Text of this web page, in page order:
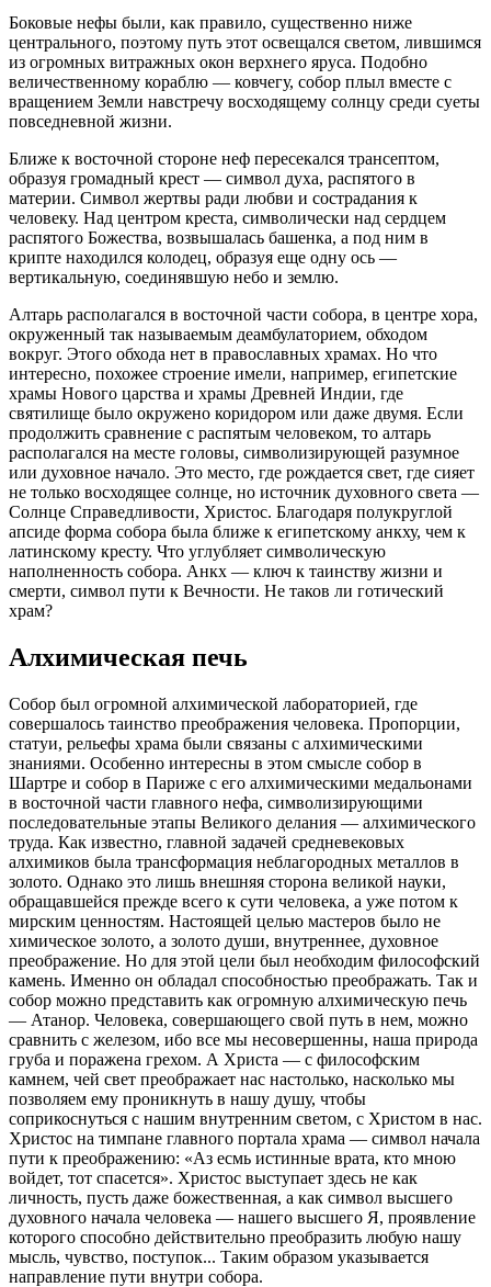
Боковые нефы были, как правило, существенно ниже
центрального, поэтому путь этот освещался светом, лившимся
из огромных витражных окон верхнего яруса. Подобно
величественному кораблю — ковчегу, собор плыл вместе с
вращением Земли навстречу восходящему солнцу среди суеты
повседневной жизни.
Ближе к восточной стороне неф пересекался трансептом,
образуя громадный крест — символ духа, распятого в
материи. Символ жертвы ради любви и сострадания к
человеку. Над центром креста, символически над сердцем
распятого Божества, возвышалась башенка, а под ним в
крипте находился колодец, образуя еще одну ось —
вертикальную, соединявшую небо и землю.
Алтарь располагался в восточной части собора, в центре хора,
окруженный так называемым деамбулаторием, обходом
вокруг. Этого обхода нет в православных храмах. Но что
интересно, похожее строение имели, например, египетские
храмы Нового царства и храмы Древней Индии, где
святилище было окружено коридором или даже двумя. Если
продолжить сравнение с распятым человеком, то алтарь
располагался на месте головы, символизирующей разумное
или духовное начало. Это место, где рождается свет, где сияет
не только восходящее солнце, но источник духовного света —
Солнце Справедливости, Христос. Благодаря полукруглой
апсиде форма собора была ближе к египетскому анкху, чем к
латинскому кресту. Что углубляет символическую
наполненность собора. Анкх — ключ к таинству жизни и
смерти, символ пути к Вечности. Не таков ли готический
храм?
Алхимическая печь
Собор был огромной алхимической лабораторией, где
совершалось таинство преображения человека. Пропорции,
статуи, рельефы храма были связаны с алхимическими
знаниями. Особенно интересны в этом смысле собор в
Шартре и собор в Париже с его алхимическими медальонами
в восточной части главного нефа, символизирующими
последовательные этапы Великого делания — алхимического
труда. Как известно, главной задачей средневековых
алхимиков была трансформация неблагородных металлов в
золото. Однако это лишь внешняя сторона великой науки,
обращавшейся прежде всего к сути человека, а уже потом к
мирским ценностям. Настоящей целью мастеров было не
химическое золото, а золото души, внутреннее, духовное
преображение. Но для этой цели был необходим философский
камень. Именно он обладал способностью преображать. Так и
собор можно представить как огромную алхимическую печь
— Атанор. Человека, совершающего свой путь в нем, можно
сравнить с железом, ибо все мы несовершенны, наша природа
груба и поражена грехом. А Христа — с философским
камнем, чей свет преображает нас настолько, насколько мы
позволяем ему проникнуть в нашу душу, чтобы
соприкоснуться с нашим внутренним светом, с Христом в нас.
Христос на тимпане главного портала храма — символ начала
пути к преображению: «Аз есмь истинные врата, кто мною
войдет, тот спасется». Христос выступает здесь не как
личность, пусть даже божественная, а как символ высшего
духовного начала человека — нашего высшего Я, проявление
которого способно действительно преобразить любую нашу
мысль, чувство, поступок... Таким образом указывается
направление пути внутри собора.